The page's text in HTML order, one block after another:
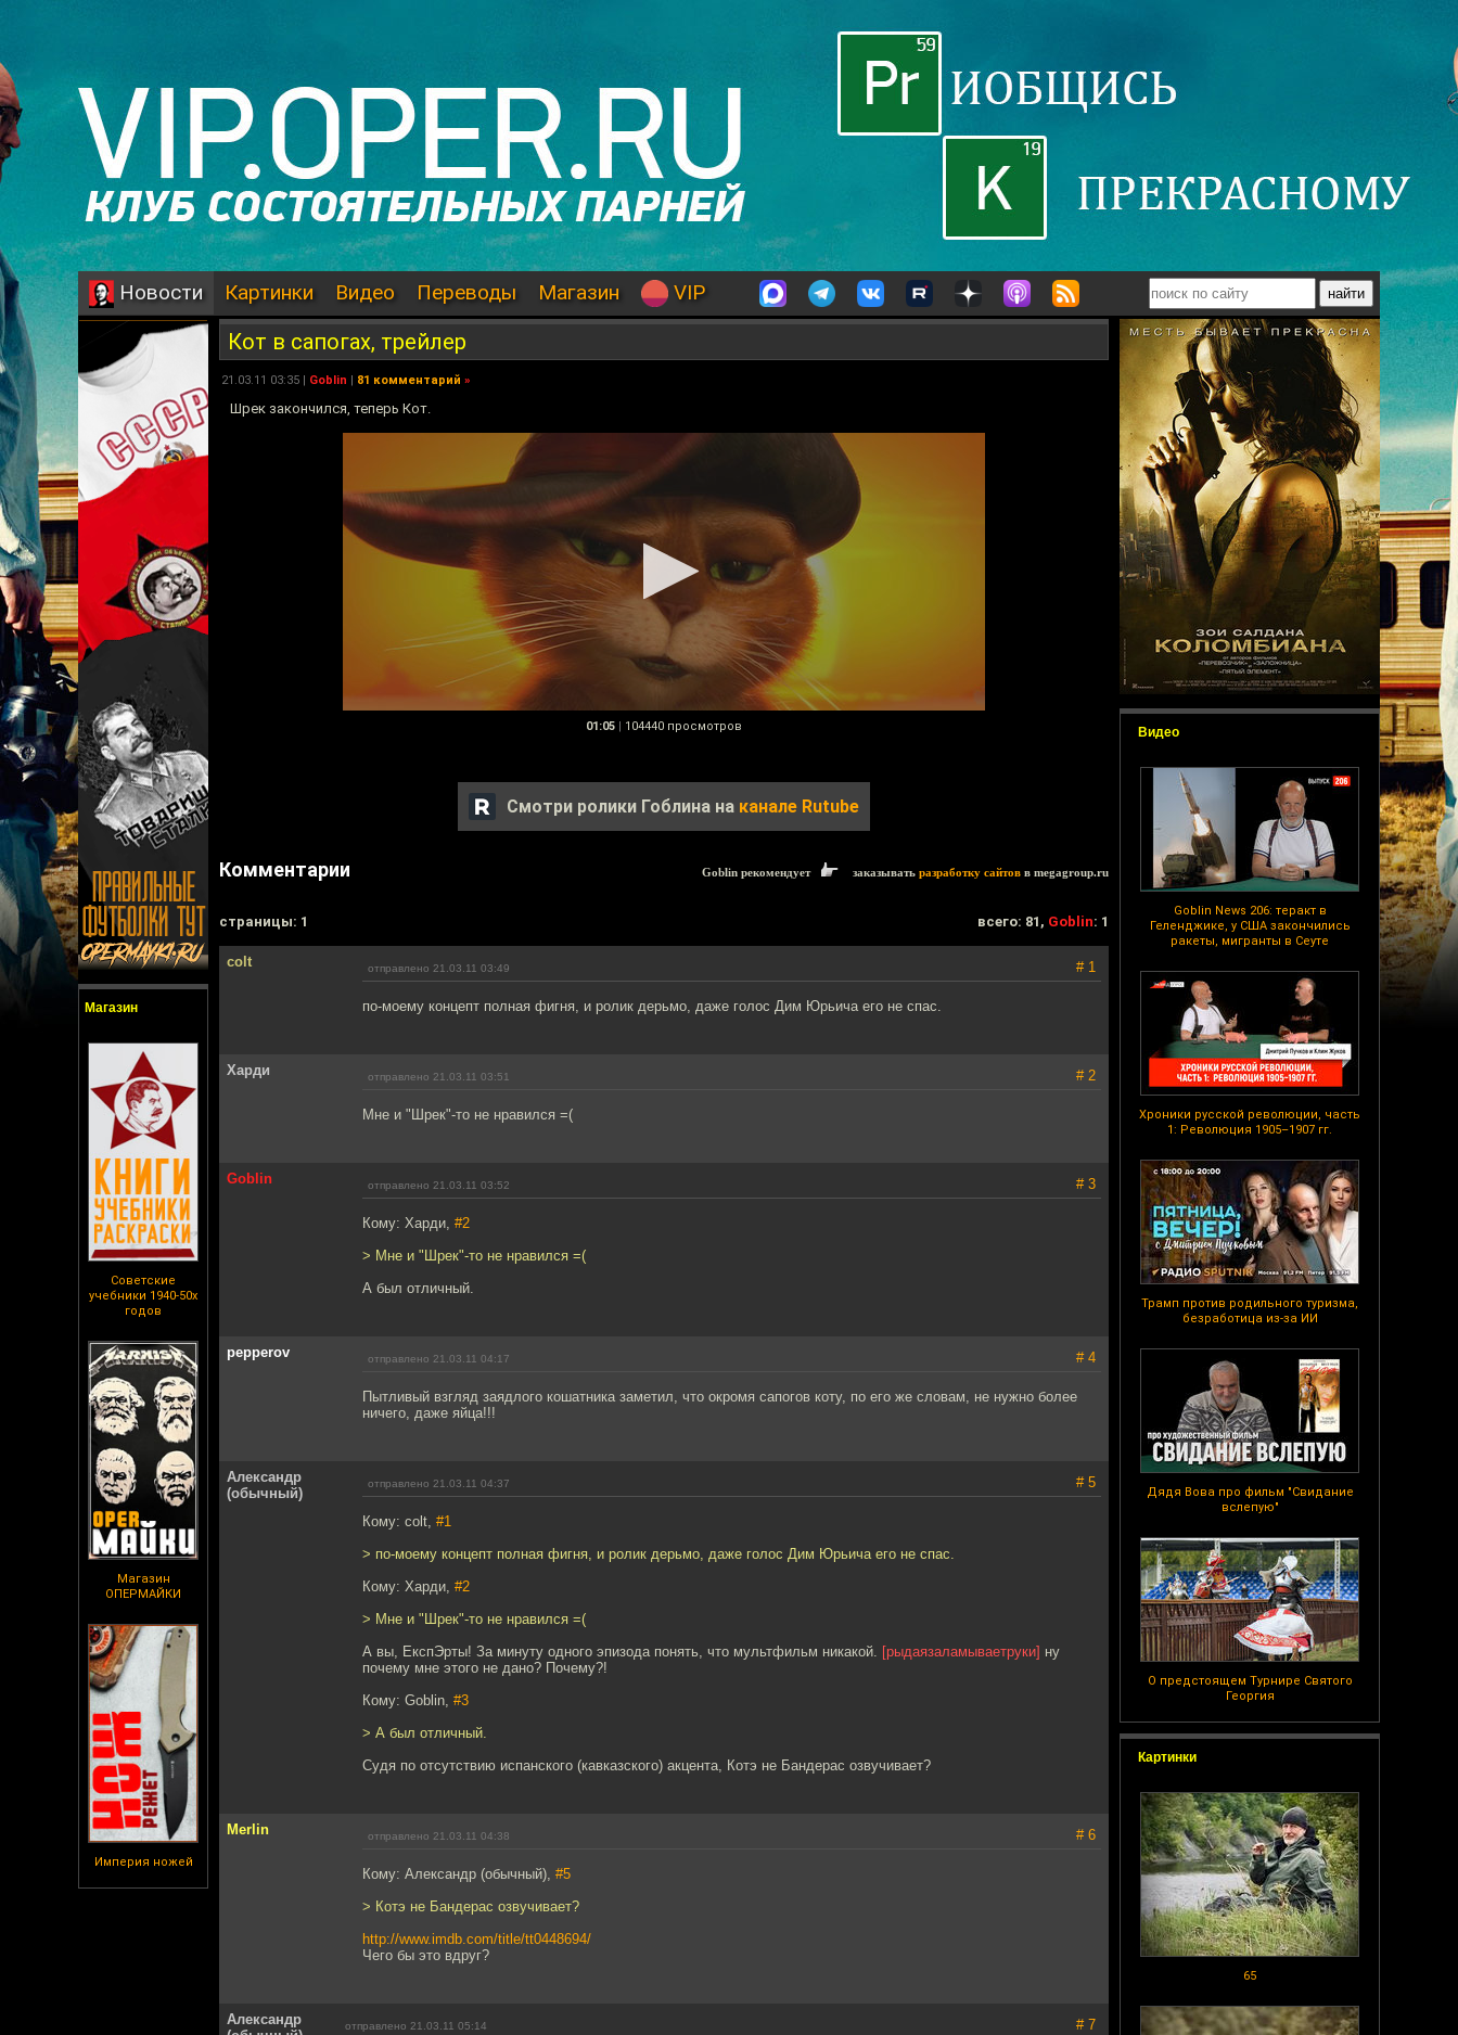
Новости Картинки Видео Переводы Магазин VIP
Магазин
Советские
учебники 1940-50х
годов
Магазин
ОПЕРМАЙКИ
Империя ножей
Видео
Goblin News 206: теракт в
Геленджике, у США закончились
ракеты, мигранты в Сеуте
Хроники русской революции, часть
1: Революция 1905–1907 гг.
Трамп против родильного туризма,
безработица из-за ИИ
Дядя Вова про фильм "Свидание
вслепую"
О предстоящем Турнире Святого
Георгия
Картинки
65
Кот в сапогах, трейлер
21.03.11 03:35 | Goblin | 81 комментарий »
Шрек закончился, теперь Кот.
01:05 | 104440 просмотров
Смотри ролики Гоблина на канале Rutube
Комментарии Goblin рекомендует заказывать разработку сайтов в megagroup.ru
cтраницы: 1 всего: 81, Goblin: 1
colt отправлено 21.03.11 03:49 # 1
по-моему концепт полная фигня, и ролик дерьмо, даже голос Дим Юрьича его не спас.
Харди отправлено 21.03.11 03:51 # 2
Мне и "Шрек"-то не нравился =(
Goblin отправлено 21.03.11 03:52 # 3
Кому: Харди, #2
> Мне и "Шрек"-то не нравился =(
А был отличный.
pepperov отправлено 21.03.11 04:17 # 4
Пытливый взгляд заядлого кошатника заметил, что окромя сапогов коту, по его же словам, не нужно более
ничего, даже яйца!!!
Александр
(обычный)
отправлено 21.03.11 04:37 # 5
Кому: colt, #1
> по-моему концепт полная фигня, и ролик дерьмо, даже голос Дим Юрьича его не спас.
Кому: Харди, #2
> Мне и "Шрек"-то не нравился =(
А вы, ЕкспЭрты! За минуту одного эпизода понять, что мультфильм никакой. [рыдаязаламываетруки] ну
почему мне этого не дано? Почему?!
Кому: Goblin, #3
> А был отличный.
Судя по отсутствию испанского (кавказского) акцента, Котэ не Бандерас озвучивает?
Merlin отправлено 21.03.11 04:38 # 6
Кому: Александр (обычный), #5
> Котэ не Бандерас озвучивает?
http://www.imdb.com/title/tt0448694/
Чего бы это вдруг?
Александр
отправлено 21.03.11 05:14 # 7